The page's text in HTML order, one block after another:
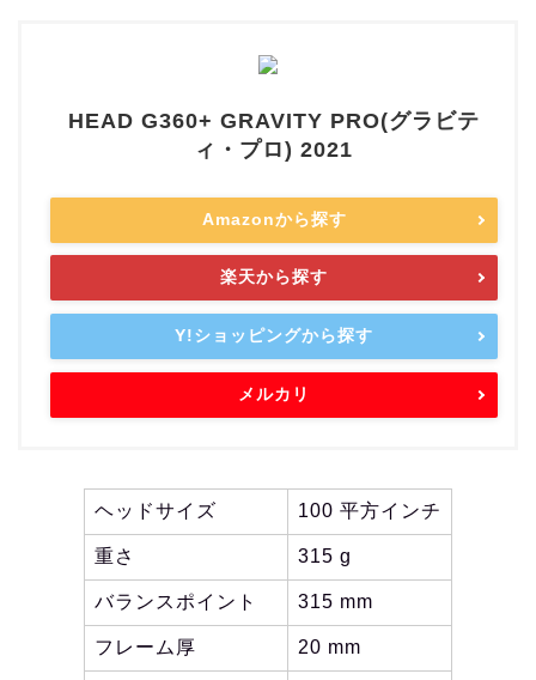
HEAD G360+ GRAVITY PRO(グラビテ
ィ・プロ) 2021
Amazonから探す
楽天から探す
Y!ショッピングから探す
メルカリ
ヘッドサイズ 100 平方インチ
重さ 315 g
バランスポイント 315 mm
フレーム厚 20 mm